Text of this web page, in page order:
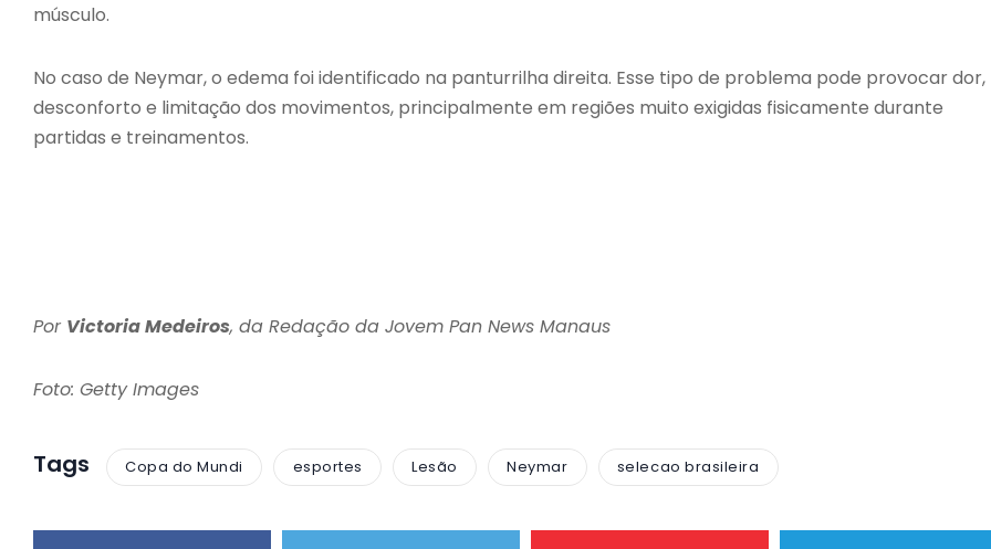
músculo.
No caso de Neymar, o edema foi identificado na panturrilha direita. Esse tipo de problema pode provocar dor,
desconforto e limitação dos movimentos, principalmente em regiões muito exigidas fisicamente durante
partidas e treinamentos.
Por Victoria Medeiros, da Redação da Jovem Pan News Manaus
Foto: Getty Images
Tags Copa do Mundi esportes Lesão Neymar selecao brasileira